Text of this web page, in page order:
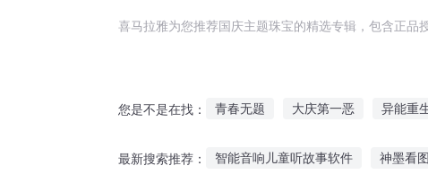
喜马拉雅为您推荐国庆主题珠宝的精选专辑，包含正品
您是不是在找： 青春无题 大庆第一恶 异能重
最新搜索推荐： 智能音响儿童听故事软件 神墨看